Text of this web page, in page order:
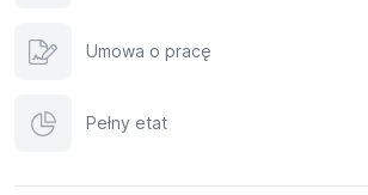
Umowa o pracę
Pełny etat